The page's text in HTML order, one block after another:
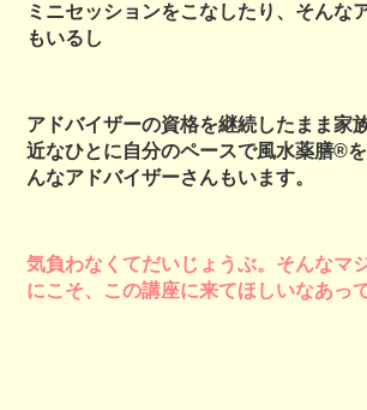
ミニセッションをこなしたり、そんな
もいるし
アドバイザーの資格を継続したまま家
近なひとに自分のペースで風水薬膳®
んなアドバイザーさんもいます。
気負わなくてだいじょうぶ。 そんなマ
にこそ、 この講座に来てほしいなあっ